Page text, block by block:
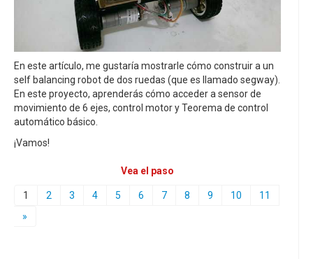
En este artículo, me gustaría mostrarle cómo construir a un
self balancing robot de dos ruedas (que es llamado segway).
En este proyecto, aprenderás cómo acceder a sensor de
movimiento de 6 ejes, control motor y Teorema de control
automático básico.
¡Vamos!
Vea el paso
1 2 3 4 5 6 7 8 9 10
11
»